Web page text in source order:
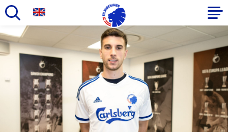
Gå
til
hovedindhold
Primær
navigation